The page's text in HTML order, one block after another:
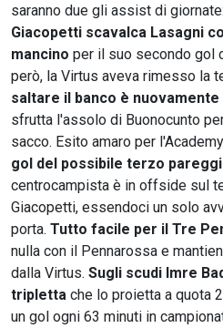
saranno due gli assist di
Giacopetti scavalca Lasagni
mancino per il suo secondo gol
però, la Virtus aveva rimesso la
saltare il banco è nuovamente
sfrutta l'assolo di Buonocunto
sacco. Esito amaro per
gol del possibile terzo
centrocampista è in offside sul
Giacopetti, essendoci un solo
porta. Tutto facile per il Tre
nulla con il Pennarossa e
dalla Virtus. Sugli scudi Imre
tripletta che lo proietta a quota
un gol ogni 63 minuti in